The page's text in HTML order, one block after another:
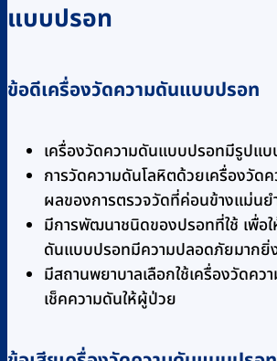
แบบปรอท
ข้อดีเครื่องวัดความดันแบบปรอท
เครื่องวัดความดันแบบปรอทมีรูปแบ
การวัดความดันโลหิตด้วยเครื่องวัด
ผลของการตรวจวัดที่ค่อนข้างแม่นย
มีการพัฒนาชนิดของปรอทที่ใช้ เพื่อ
ดันแบบปรอทมีความปลอดภัยมากยิ่
มีสถานพยาบาลเลือกใช้เครื่องวัดค
เช็คความดันให้ผู้ป่วย